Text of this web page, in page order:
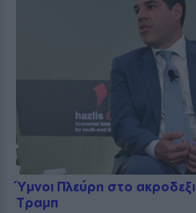
Ύμνοι Πλεύρη στο
Τραμπ